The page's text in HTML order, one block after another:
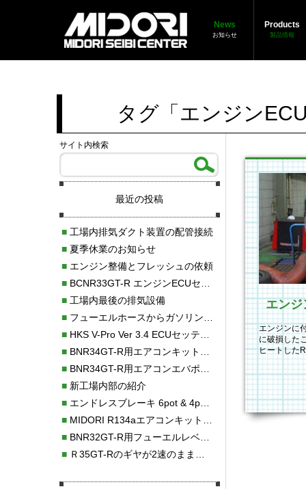
News
お知らせ
Products
製品情報
タグ「エンジン
エンジンに
に破損した
ヒートした
を交換し
サイト内検索
最近の投稿
■工場内排気ダクト装置の配管接続
■夏季休業のお知らせ
■エンジン整備とフレッシュの依頼
■BCNR33GT-R エンジンECUセッティング調整
■工場内最後の排気設備
■フューエルホースからガソリン漏れ
■HKS V-Pro Ver 3.4 ECUセッティング
■BNR34GT-R用エアコンキット新発売！！
■BNR34GT-R用エアコンエバポレーターを新発売！！
■新工場内部の紹介
■エンドレスブレーキ 6pot & 4potオーバーホール
■MIDORI R134aエアコンキットタイプⅡ取り付け
■BNR32GT-R用フューエルレベルセンサー新発売！！
■Ｒ35GT-Rのギヤが2速のまま変速しない！！